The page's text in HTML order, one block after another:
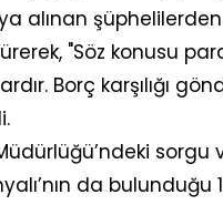
alınan
"Söz konusu
Borç karşılığı
da